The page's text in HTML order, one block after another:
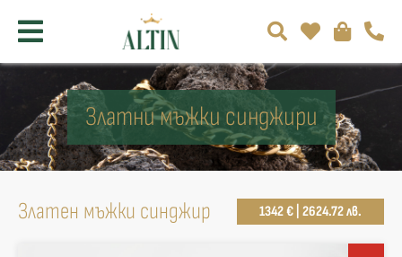
Златни мъжки синджири
Златен мъжки синджир 1342 € | 2624.72 лв.